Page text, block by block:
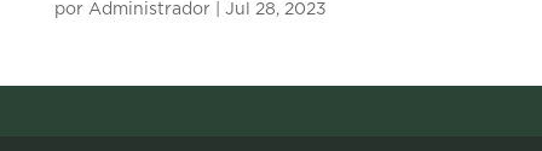
por Administrador| Jul 28, 2023